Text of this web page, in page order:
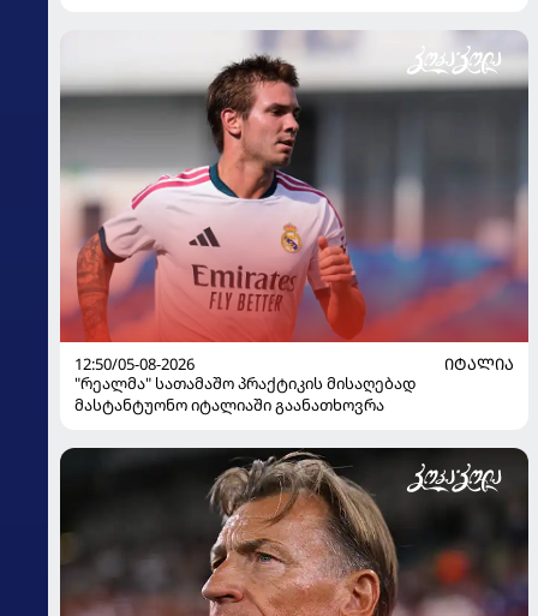
12:50/05-08-2026
ᲘᲢᲐᲚᲘᲐ
"რეალმა" სათამაშო პრაქტიკის მისაღებად
მასტანტუონო იტალიაში გაანათხოვრა